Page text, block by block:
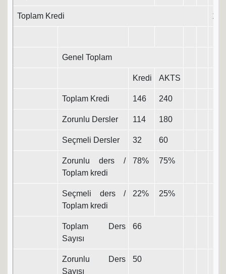
Toplam Kredi 146
Genel Toplam
Kredi AKTS
Toplam Kredi 146 240
Zorunlu Dersler 114 180
Seçmeli Dersler 32 60
Zorunlu ders /
Toplam kredi
78% 75%
Seçmeli ders /
Toplam kredi
22% 25%
Toplam Ders
Sayısı
66
Zorunlu Ders
Sayısı
50